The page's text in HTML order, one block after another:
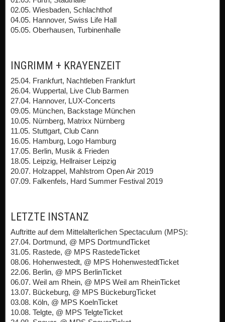
02.05. Wiesbaden, Schlachthof
04.05. Hannover, Swiss Life Hall
05.05. Oberhausen, Turbinenhalle
INGRIMM + KRAYENZEIT
25.04. Frankfurt, Nachtleben Frankfurt
26.04. Wuppertal, Live Club Barmen
27.04. Hannover, LUX-Concerts
09.05. München, Backstage München
10.05. Nürnberg, Matrixx Nürnberg
11.05. Stuttgart, Club Cann
16.05. Hamburg, Logo Hamburg
17.05. Berlin, Musik & Frieden
18.05. Leipzig, Hellraiser Leipzig
20.07. Holzappel, Mahlstrom Open Air 2019
07.09. Falkenfels, Hard Summer Festival 2019
LETZTE INSTANZ
Auftritte auf dem Mittelalterlichen Spectaculum (MPS):
27.04. Dortmund, @ MPS DortmundTicket
31.05. Rastede, @ MPS RastedeTicket
08.06. Hohenwestedt, @ MPS HohenwestedtTicket
22.06. Berlin, @ MPS BerlinTicket
06.07. Weil am Rhein, @ MPS Weil am RheinTicket
13.07. Bückeburg, @ MPS BückeburgTicket
03.08. Köln, @ MPS KoelnTicket
10.08. Telgte, @ MPS TelgteTicket